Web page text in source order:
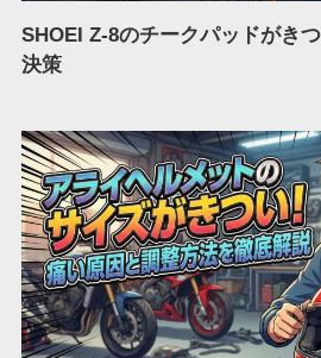
SHOEI Z-8のチークパッドがき
決策